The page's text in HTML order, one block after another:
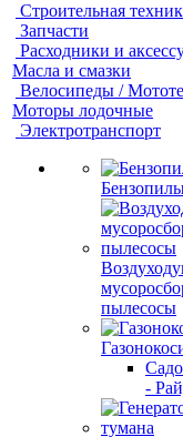
Строительная
Запчасти
Расходники и
Масла и смазки
Велосипеды /
Моторы лодочные
Электротранспорт
пылесосы
-